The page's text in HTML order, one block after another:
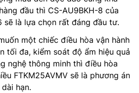
đầu thì CS-AU9BKH-8 của
sẽ là lựa chọn rất đáng đầu tư.
một chiếc điều hòa vận hành
tối đa, kiểm soát độ ẩm hiệu quả
nghệ thông minh thì điều hòa
FTKM25AVMV sẽ là phương án
hạn.